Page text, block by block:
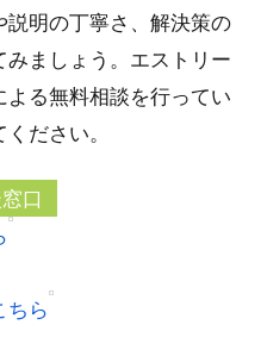
明の丁寧さ、解決策の
ましょう。エストリー
る無料相談を行ってい
ださい。
口
ちら